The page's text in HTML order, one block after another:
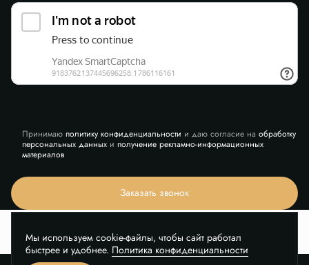
Принимаю политику конфиденциальности и даю согласие на обработку
персональных данныхи получение рекламно-информационных
материалов
Заказать звонок
Мы используем cookie-файлы, чтобы сайт работал
быстрее и удобнее. Политика конфиденциальности